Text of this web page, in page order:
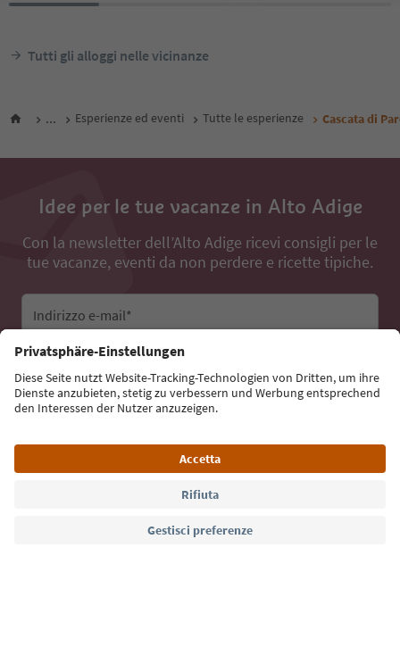
Tutti gli alloggi nelle vicinanze
... Esperienze ed eventi Tutte le esperienze Cascata di
Idee per le tue vacanze in Alto Adige
Con la newsletter dell’Alto Adige ricevi consigli per le
tue vacanze, eventi da non perdere e ricette tipiche.
Indirizzo e-mail*
Iscriviti alla newsletter